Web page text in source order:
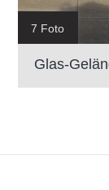
7 Foto
Glas-